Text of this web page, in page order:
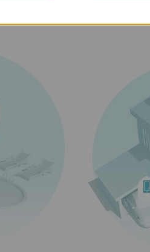
IP-камера
Потокове
Перегляд